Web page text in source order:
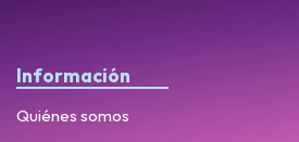
Información
Quiénes somos